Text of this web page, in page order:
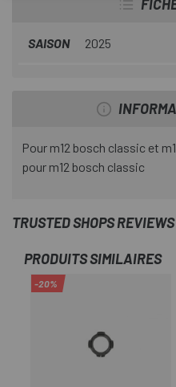
SAISON 2025
Pour m12 bosch classic et
pour m12 bosch classic
TRUSTED SHOPS REVIEWS
PRODUITS SIMILAIRES
-20%